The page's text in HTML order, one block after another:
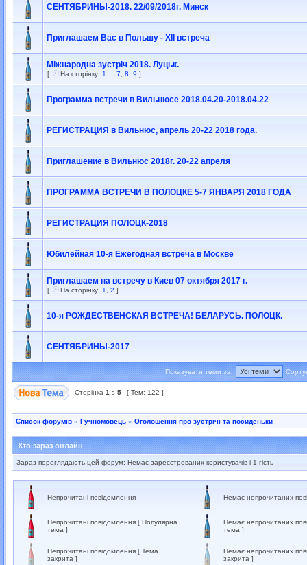
СЕНТЯБРИНЫ-2018. 22/09/2018г. Минск
Приглашаем Вас в Польшу - XII встреча
Міжнародна зустріч 2018. Луцьк.
[ На сторінку: 1 7 8 9 ]
Программа встречи в Вильнюсе 2018.04.20-2018.04.22
РЕГИСТРАЦИЯ в Вильнюс, апрель 20-22 2018 года.
Приглашение в Вильнюс 2018г. 20-22 апреля
ПРОГРАММА ВСТРЕЧИ В ПОЛОЦКЕ 5-7 ЯНВАРЯ 2018 ГОДА
РЕГИСТРАЦИЯ ПОЛОЦК-2018
Юбилейная 10-я Ежегодная встреча в Москве
Приглашаем на встречу в Киев 07 октября 2017 г.
[ На сторінку: 1 2 ]
10-я РОЖДЕСТВЕНСКАЯ ВСТРЕЧА! БЕЛАРУСЬ. ПОЛОЦК.
СЕНТЯБРИНЫ-2017
Показувати теми за:
Сторінка 1 з 5 [ Тем: 122 ]
Список форумів » Гучномовець » Оголошення про зустрічі та посиденьки
Хто зараз онлайн
Зараз переглядають цей форум: Немає зареєстрованих користувачів і 1 гість
Непрочитані повідомлення Немає непрочитаних
Непрочитані повідомлення [ Популярна
тема ]
Немає непрочитаних
тема ]
Непрочитані повідомлення [ Тема
закрита ]
Немає непрочитаних
закрита ]